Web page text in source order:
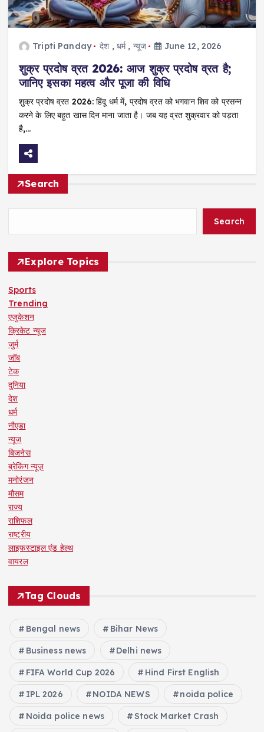
Tripti Panday देश , धर्म, न्यूज June 12, 2026
शुक्र प्रदोष व्रत 2026: आज शुक्र प्रदोष व्रत है;
जानिए इसका महत्व और पूजा की विधि
शुक्र प्रदोष व्रत 2026: हिंदू धर्म में, प्रदोष व्रत को भगवान शिव को प्रसन्न
करने के लिए बहुत खास दिन माना जाता है। जब यह व्रत शुक्रवार को पड़ता
है,…
Search
Search
Explore Topics
Sports
Trending
एजुकेशन
क्रिकेट न्यूज
जुर्म
जॉब
टेक
दुनिया
देश
धर्म
नौएडा
न्यूज
बिजनेस
ब्रेकिंग न्यूज़
मनोरंजन
मौसम
राज्य
राशिफल
राष्ट्रीय
लाइफस्टाइल एंड हेल्थ
वायरल
Tag Clouds
Bengal news Bihar News
Business news Delhi news
FIFA World Cup 2026 Hind First English
IPL 2026 NOIDA NEWS noida police
Noida police news Stock Market Crash